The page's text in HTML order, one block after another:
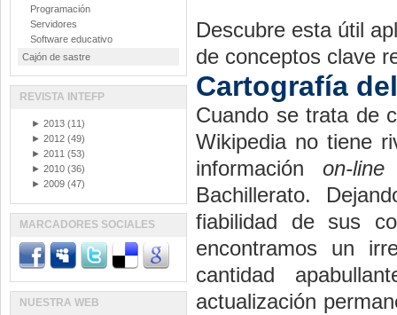
Descubre esta útil
de conceptos clave
Cartografía
Cuando se trata de
Wikipedia no tiene
información on-line
Bachillerato.
fiabilidad de sus
encontramos un
cantidad
actualización
Programación
Servidores
Software educativo
Cajón de sastre
REVISTA INTEFP
► 2013 (11)
► 2012 (49)
► 2011 (53)
► 2010 (36)
► 2009 (47)
MARCADORES SOCIALES
NUESTRA WEB